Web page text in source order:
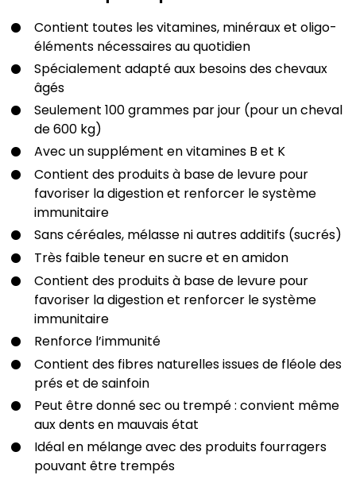
Contient toutes les vitamines, minéraux et oligo-
éléments nécessaires au quotidien
Spécialement adapté aux besoins des chevaux
âgés
Seulement 100 grammes par jour (pour un cheval
de 600 kg)
Avec un supplément en vitamines B et K
Contient des produits à base de levure pour
favoriser la digestion et renforcer le système
immunitaire
Sans céréales, mélasse ni autres additifs (sucrés)
Très faible teneur en sucre et en amidon
Contient des produits à base de levure pour
favoriser la digestion et renforcer le système
immunitaire
Renforce l’immunité
Contient des fibres naturelles issues de fléole des
prés et de sainfoin
Peut être donné sec ou trempé : convient même
aux dents en mauvais état
Idéal en mélange avec des produits fourragers
pouvant être trempés